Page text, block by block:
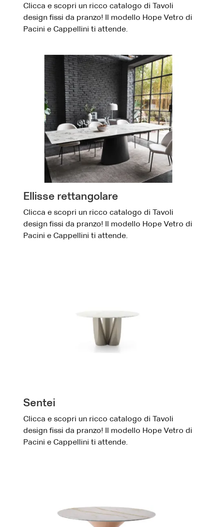
Clicca e scopri un ricco catalogo di Tavoli
design fissi da pranzo! Il modello Hope Vetro di
Pacini e Cappellini ti attende.
Ellisse rettangolare
Clicca e scopri un ricco catalogo di Tavoli
design fissi da pranzo! Il modello Hope Vetro di
Pacini e Cappellini ti attende.
Sentei
Clicca e scopri un ricco catalogo di Tavoli
design fissi da pranzo! Il modello Hope Vetro di
Pacini e Cappellini ti attende.